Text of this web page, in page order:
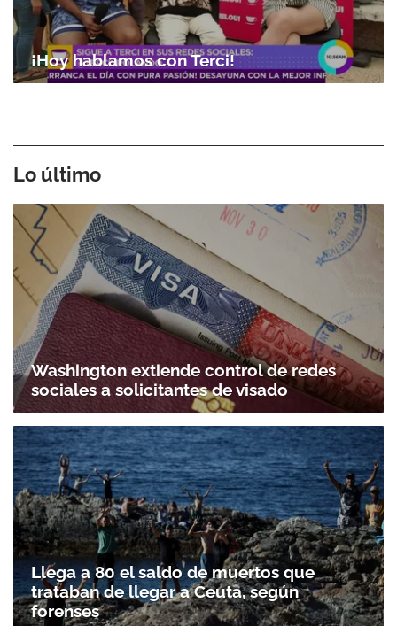
¡Hoy hablamos con Terci!
Lo último
Washington extiende control de redes
sociales a solicitantes de visado
Llega a 80 el saldo de muertos que
trataban de llegar a Ceuta, según
forenses